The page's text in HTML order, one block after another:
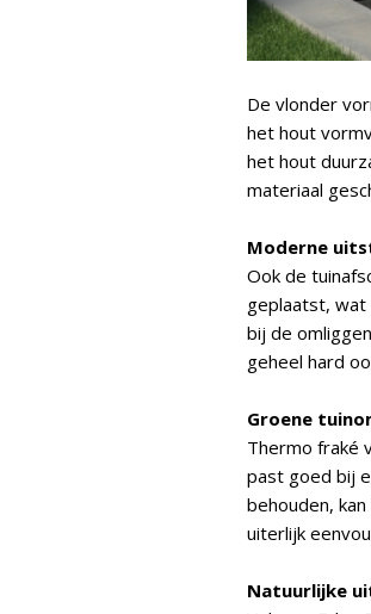
De vlonder
het hout
het hout
materiaal
Moderne
Ook de
geplaatst, wat
bij de
geheel hard
Groene
Thermo fraké
past goed bij
behouden,
uiterlijk
Natuurlijke